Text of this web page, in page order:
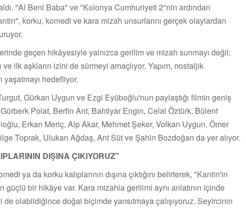
"Al Beni Baba" ve "Kolonya Cumhuriyeti 2"nin ardından
korku, komedi ve kara mizah unsurlarını gerçek olaylardan
geçen hikâyesiyle yalnızca gerilim ve mizah sunmayı değil;
ilk aşkların izini de sürmeyi amaçlıyor. Yapım, nostaljik
hedefliyor.
Gürkan Uygun ve Ezgi Eyüboğlu'nun paylaştığı filmin geniş
Polat, Berfin Ant, Bahtiyar Engin, Celal Öztürk, Bülent
Erkan Meriç, Alp Akar, Mehmet Şeker, Volkan Uygun, Ömer
Toprak, Ulukan Ağdaş, Ant Süt ve Şahin Bozdoğan da yer alıyor.
DIŞINA ÇIKIYORUZ"
ya da korku kalıplarının dışına çıktığını belirterek, "Kantin'in
bir hikâye var. Kara mizahla gerilimi aynı anlatının içinde
de olabildiğince doğal biçimde yansıtmaya çalışıyoruz. Seyircinin
GÖRSEL SANATLAR
TUZBİBER, EDİNBURGH FRİNGE'DEKİ İLK
GÖSTERİSİNİ DENİZ GÖKTAŞ'LA YAPACAK